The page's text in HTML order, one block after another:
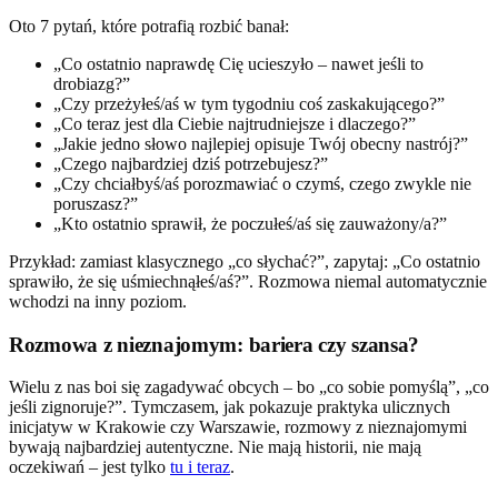
Oto 7 pytań, które potrafią rozbić banał:
„Co ostatnio naprawdę Cię ucieszyło – nawet jeśli to
drobiazg?”
„Czy przeżyłeś/aś w tym tygodniu coś zaskakującego?”
„Co teraz jest dla Ciebie najtrudniejsze i dlaczego?”
„Jakie jedno słowo najlepiej opisuje Twój obecny nastrój?”
„Czego najbardziej dziś potrzebujesz?”
„Czy chciałbyś/aś porozmawiać o czymś, czego zwykle nie
poruszasz?”
„Kto ostatnio sprawił, że poczułeś/aś się zauważony/a?”
Przykład: zamiast klasycznego „co słychać?”, zapytaj: „Co ostatnio
sprawiło, że się uśmiechnąłeś/aś?”. Rozmowa niemal automatycznie
wchodzi na inny poziom.
Rozmowa z nieznajomym: bariera czy szansa?
Wielu z nas boi się zagadywać obcych – bo „co sobie pomyślą”, „co
jeśli zignoruje?”. Tymczasem, jak pokazuje praktyka ulicznych
inicjatyw w Krakowie czy Warszawie, rozmowy z nieznajomymi
bywają najbardziej autentyczne. Nie mają historii, nie mają
oczekiwań – jest tylko tu i teraz.